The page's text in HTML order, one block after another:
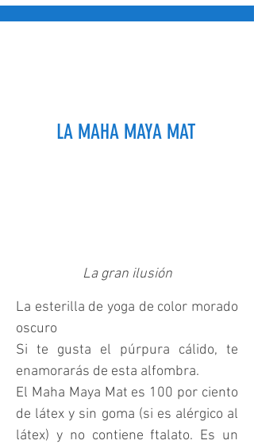
LA MAHA MAYA MAT
La gran ilusión
La esterilla de yoga de color morado
oscuro
Si te gusta el púrpura cálido, te
enamorarás de esta alfombra.
El Maha Maya Mat es 100 por ciento
de látex y sin goma (si es alérgico al
látex) y no contiene ftalato. Es un